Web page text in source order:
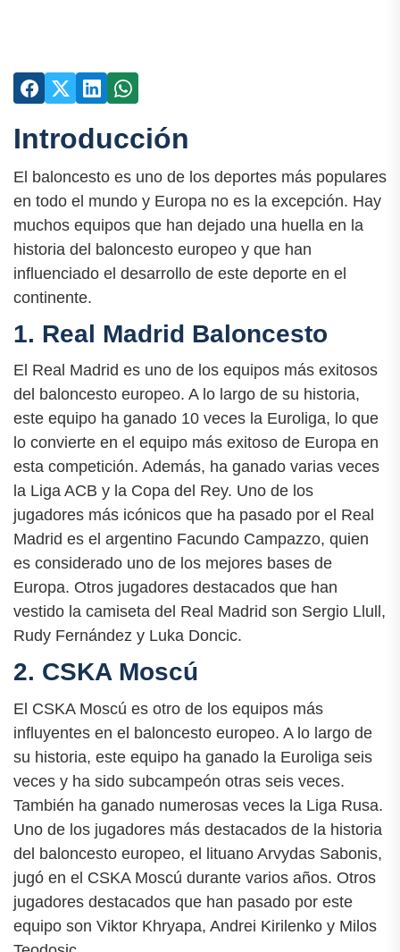
Introducción
El baloncesto es uno de los deportes más populares
en todo el mundo y Europa no es la excepción. Hay
muchos equipos que han dejado una huella en la
historia del baloncesto europeo y que han
influenciado el desarrollo de este deporte en el
continente.
1. Real Madrid Baloncesto
El Real Madrid es uno de los equipos más exitosos
del baloncesto europeo. A lo largo de su historia,
este equipo ha ganado 10 veces la Euroliga, lo que
lo convierte en el equipo más exitoso de Europa en
esta competición. Además, ha ganado varias veces
la Liga ACB y la Copa del Rey. Uno de los
jugadores más icónicos que ha pasado por el Real
Madrid es el argentino Facundo Campazzo, quien
es considerado uno de los mejores bases de
Europa. Otros jugadores destacados que han
vestido la camiseta del Real Madrid son Sergio Llull,
Rudy Fernández y Luka Doncic.
2. CSKA Moscú
El CSKA Moscú es otro de los equipos más
influyentes en el baloncesto europeo. A lo largo de
su historia, este equipo ha ganado la Euroliga seis
veces y ha sido subcampeón otras seis veces.
También ha ganado numerosas veces la Liga Rusa.
Uno de los jugadores más destacados de la historia
del baloncesto europeo, el lituano Arvydas Sabonis,
jugó en el CSKA Moscú durante varios años. Otros
jugadores destacados que han pasado por este
equipo son Viktor Khryapa, Andrei Kirilenko y Milos